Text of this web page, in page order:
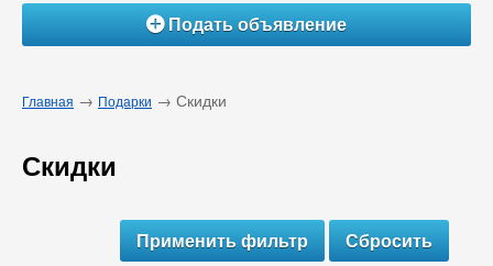
ÁПодать объявление
Главная → Подарки → Скидки
Скидки